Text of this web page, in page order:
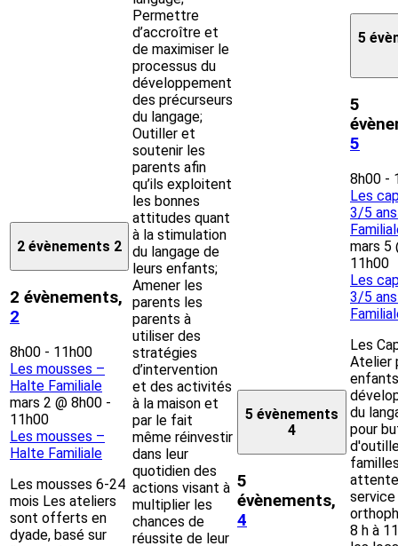
2 évènements 2
2 évènements,
2
8h00 - 11h00
Les mousses –
Halte Familiale
mars 2 @ 8h00 -
11h00
Les mousses –
Halte Familiale
Les mousses 6-24
mois Les ateliers
sont offerts en
dyade, basé sur
Permettre
d’accroître et
de maximiser le
processus du
développement
des précurseurs
du langage;
Outiller et
soutenir les
parents afin
qu’ils exploitent
les bonnes
attitudes quant
à la stimulation
du langage de
leurs enfants;
Amener les
parents les
parents à
utiliser des
stratégies
d’intervention
et des activités
à la maison et
par le fait
même réinvestir
dans leur
quotidien des
actions visant à
multiplier les
chances de
réussite de leur
5 évènements
4
5
évènements,
4
5
5
5
8h00 -
Les
3/5
mars 5
11h00
Les
3/5
Les
Atelier
du
pour
service
8 h à